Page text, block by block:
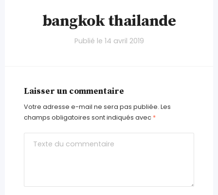
bangkok thailande
Publié le 14 avril 2019
Laisser un commentaire
Votre adresse e-mail ne sera pas publiée. Les
champs obligatoires sont indiqués avec *